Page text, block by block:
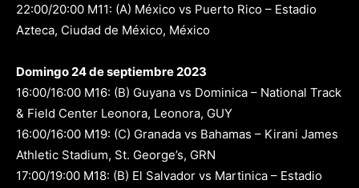
22:00/20:00 M11: (A) México vs Puerto Rico – Estadio
Azteca, Ciudad de México, México
Domingo 24 de septiembre 2023
16:00/16:00 M16: (B) Guyana vs Dominica – National Track
& Field Center Leonora, Leonora, GUY
16:00/16:00 M19: (C) Granada vs Bahamas – Kirani James
Athletic Stadium, St. George’s, GRN
17:00/19:00 M18: (B) El Salvador vs Martinica – Estadio